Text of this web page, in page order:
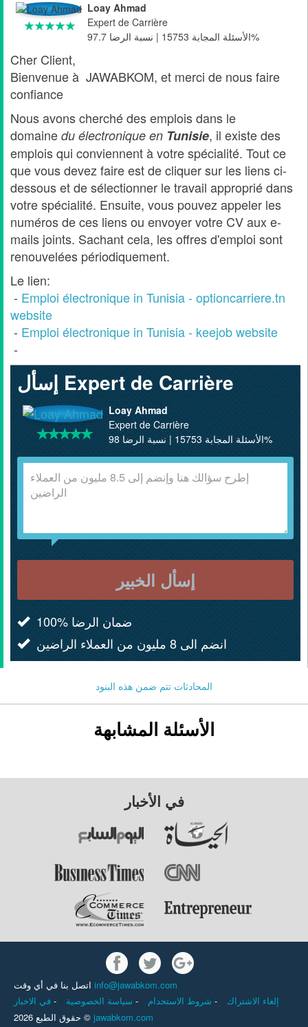
Loay Ahmad
Expert de Carrière
الأسئلة المجابة 15753 | نسبة الرضا 97.7%
Cher Client,
Bienvenue à JAWABKOM, et merci de nous faire
confiance
Nous avons cherché des emplois dans le
domaine du électronique en Tunisie, il existe des
emplois qui conviennent à votre spécialité. Tout ce
que vous devez faire est de cliquer sur les liens ci-
dessous et de sélectionner le travail approprié dans
votre spécialité. Ensuite, vous pouvez appeler les
numéros de ces liens ou envoyer votre CV aux e-
mails joints. Sachant cela, les offres d'emploi sont
renouvelées périodiquement.
Le lien:
- Emploi électronique in Tunisia - optioncarriere.tn
website
- Emploi électronique in Tunisia - keejob website
-
إسأل Expert de Carrière
Loay Ahmad
Expert de Carrière
الأسئلة المجابة 15753 | نسبة الرضا 98%
إسأل الخبير
100% ضمان الرضا
انضم الى 8 مليون من العملاء الراضين
المحادثات تتم ضمن هذه البنود
الأسئلة المشابهة
في الأخبار
info@jawabkom.com
- - -
إلغاء الاشتراك
حقوق الطبع 2026 © jawabkom.com